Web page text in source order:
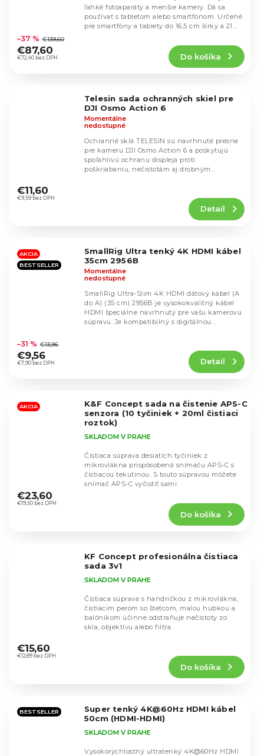
hodnotenie
produktu
je
€72,40 bez DPH
–37 % €139,60
€87,60
Do košíka
ľahké fotoaparáty a menšie kamery. Dá sa
používať s tabletom alebo smartfónom. Určené
pre smartfóny a tablety do 16,5 cm šírky a 21
Telesin sada ochranných skiel pre
DJI Osmo Action 6
hodnotenie
produktu
hviezdičiek.
Momentálne
nedostupné
€9,59 bez DPH
€11,60
Detail
Ochranné sklá TELESIN sú navrhnuté presne
pre kameru DJI Osmo Action 6 a poskytujú
spoľahlivú ochranu displeja proti
poškriabaniu, nečistotám aj drobným
AKCIA
BESTSELLER
SmallRig Ultra tenký 4K HDMI kábel
35cm 2956B
hodnotenie
produktu
je
hviezdičiek.
Momentálne
nedostupné
€7,90 bez DPH
–31 % €13,96
€9,56 Detail
SmallRig Ultra-Slim 4K HDMI dátový kábel (A
do A) (35 cm) 2956B je vysokokvalitný kábel
HDMI špeciálne navrhnutý pre vašu kamerovú
súpravu. Je kompatibilný s digitálnou...
AKCIA
K&F Concept sada na čistenie APS-C
senzora (10 tyčiniek + 20ml čistiaci
roztok)
hodnotenie
produktu
SKLADOM V PRAHE
€19,50 bez DPH
€23,60
Do košíka
Čistiaca súprava desiatich tyčiniek z
mikrovlákna prispôsobená snímaču APS-C s
čistiacou tekutinou. S touto súpravou môžete
snímač APS-C vyčistiť sami.
KF Concept profesionálna čistiaca
sada 3v1
hodnotenie
produktu
hviezdičiek.
SKLADOM V PRAHE
€12,89 bez DPH
€15,60
Do košíka
Čistiaca súprava s handričkou z mikrovlákna,
čistiacim perom so štetcom, malou hubkou a
balónikom účinne odstraňuje nečistoty zo
skla, objektívu alebo filtra.
BESTSELLER
Super tenký 4K@60Hz HDMI kábel
50cm (HDMI-HDMI)
SKLADOM V PRAHE
Vysokorýchlostný ultratenký 4K@60Hz HDMI